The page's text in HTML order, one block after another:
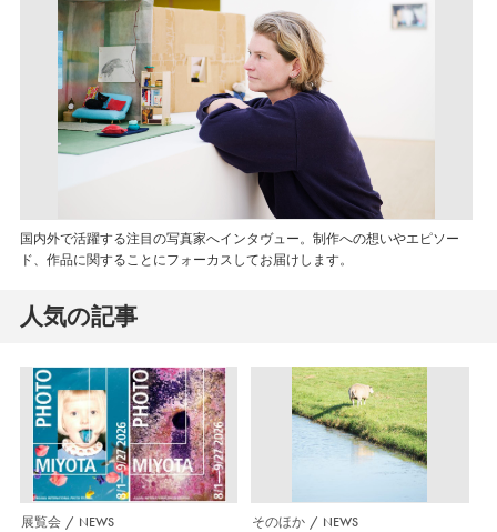
国内外で活躍する注目の写真家へインタヴュー。制作への想いやエピソー
ド、作品に関することにフォーカスしてお届けします。
人気の記事
展覧会 NEWS そのほか NEWS